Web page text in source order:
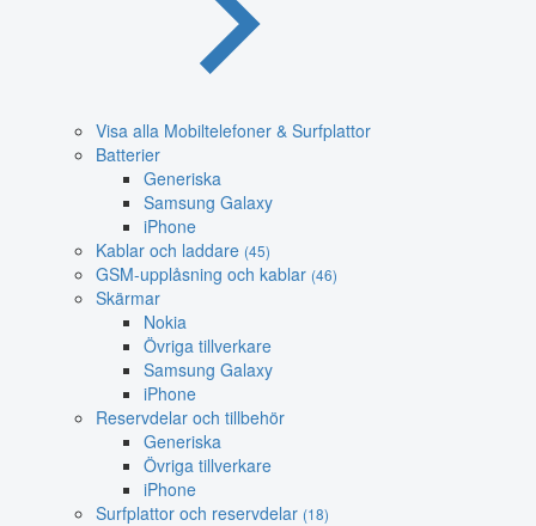
Visa alla Mobiltelefoner & Surfplattor
Batterier
Generiska
Samsung Galaxy
iPhone
Kablar och laddare (45)
GSM-upplåsning och kablar (46)
Skärmar
Nokia
Övriga tillverkare
Samsung Galaxy
iPhone
Reservdelar och tillbehör
Generiska
Övriga tillverkare
iPhone
Surfplattor och reservdelar (18)